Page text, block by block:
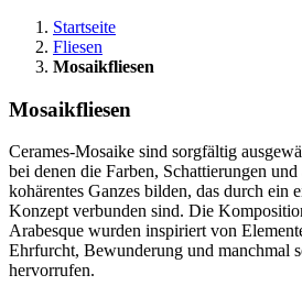
Startseite
Fliesen
Mosaikfliesen
Mosaikfliesen
Cerames-Mosaike sind sorgfältig
bei denen die Farben, Schattierungen
kohärentes Ganzes bilden, das durch ein
Konzept verbunden sind. Die
Arabesque wurden inspiriert von
Ehrfurcht, Bewunderung und manchmal
hervorrufen.